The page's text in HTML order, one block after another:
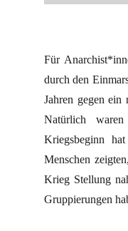
Für
durch den
Jahren gegen ein
Natürlich
Kriegsbeginn
Menschen
Krieg Stellung
Gruppierungen